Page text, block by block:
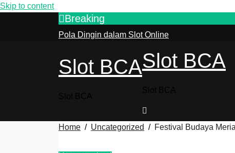
Skip to content
Breaking
Pola Dingin dalam Slot Online
Slot BCASlot BCA
Home Uncategorized Festival Budaya